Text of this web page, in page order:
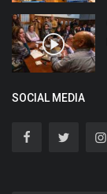
SOCIAL MEDIA